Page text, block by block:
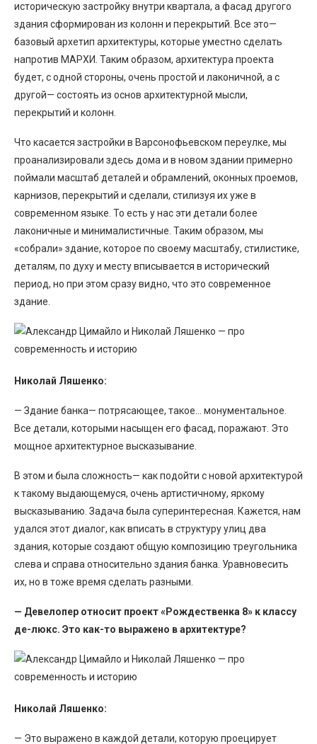
историческую застройку внутри квартала, а фасад другого
здания сформирован из колонн и перекрытий. Все это—
базовый архетип архитектуры, которые уместно сделать
напротив МАРХИ. Таким образом, архитектура проекта
будет, с одной стороны, очень простой и лаконичной, а с
другой— состоять из основ архитектурной мысли,
перекрытий и колонн.
Что касается застройки в Варсонофьевском переулке, мы
проанализировали здесь дома и в новом здании примерно
поймали масштаб деталей и обрамлений, оконных проемов,
карнизов, перекрытий и сделали, стилизуя их уже в
современном языке. То есть у нас эти детали более
лаконичные и минималистичные. Таким образом, мы
«собрали» здание, которое по своему масштабу, стилистике,
деталям, по духу и месту вписывается в исторический
период, но при этом сразу видно, что это современное
здание.
Николай Ляшенко:
— Здание банка— потрясающее, такое… монументальное.
Все детали, которыми насыщен его фасад, поражают. Это
мощное архитектурное высказывание.
В этом и была сложность— как подойти с новой архитектурой
к такому выдающемуся, очень артистичному, яркому
высказыванию. Задача была суперинтересная. Кажется, нам
удался этот диалог, как вписать в структуру улиц два
здания, которые создают общую композицию треугольника
слева и справа относительно здания банка. Уравновесить
их, но в тоже время сделать разными.
— Девелопер относит проект «Рождественка 8» к классу
де-люкс. Это как-то выражено в архитектуре?
Николай Ляшенко:
— Это выражено в каждой детали, которую проецирует